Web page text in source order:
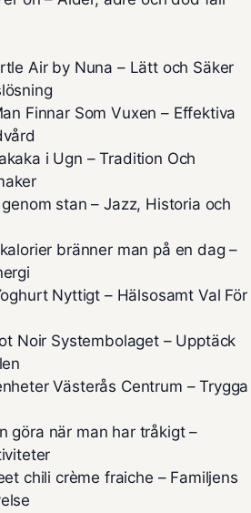
Air by Nuna – Lätt och Säker
Finnar Som Vuxen – Effektiva
i Ugn – Tradition Och
stan – Jazz, Historia och
bränner man på en dag –
Nyttigt – Hälsosamt Val För
Noir Systembolaget – Upptäck
Västerås Centrum – Trygga
göra när man har tråkigt –
chili crème fraiche – Familjens